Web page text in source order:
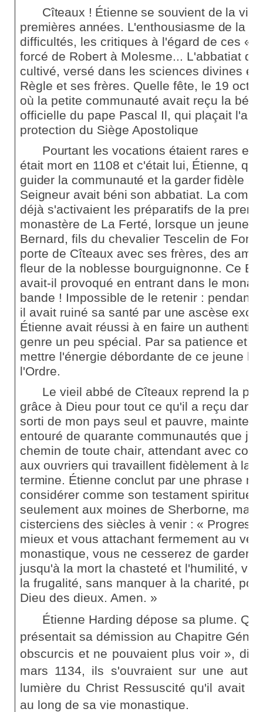
Cîteaux ! Étienne se souvient de la vie
premières années. L'enthousiasme de la
difficultés, les critiques à l'égard de ces «
forcé de Robert à Molesme... L'abbatiat
cultivé, versé dans les sciences divines et
Règle et ses frères. Quelle fête, le 19
où la petite communauté avait reçu la
officielle du pape Pascal Il, qui plaçait
protection du Siège Apostolique
Pourtant les vocations étaient rares en
était mort en 1108 et c'était lui, Étienne, qui
guider la communauté et la garder fidèle à
Seigneur avait béni son abbatiat. La
déjà s'activaient les préparatifs de la
monastère de La Ferté, lorsque un jeune
Bernard, fils du chevalier Tescelin de
porte de Cîteaux avec ses frères, des
fleur de la noblesse bourguignonne. Ce
avait-il provoqué en entrant dans le
bande ! Impossible de le retenir : pendant
il avait ruiné sa santé par une ascèse
Étienne avait réussi à en faire un
genre un peu spécial. Par sa patience et
mettre l'énergie débordante de ce jeune
l'Ordre.
Le vieil abbé de Cîteaux reprend la
grâce à Dieu pour tout ce qu'il a reçu
sorti de mon pays seul et pauvre,
entouré de quarante communautés que
chemin de toute chair, attendant avec
aux ouvriers qui travaillent fidèlement à la
termine. Étienne conclut par une phrase
considérer comme son testament spirituel,
seulement aux moines de Sherborne,
cisterciens des siècles à venir : «
mieux et vous attachant fermement au
monastique, vous ne cesserez de garder
jusqu'à la mort la chasteté et l'humilité,
la frugalité, sans manquer à la charité,
Dieu des dieux. Amen. »
Étienne Harding dépose sa plume.
présentait sa démission au Chapitre
obscurcis et ne pouvaient plus voir », dit
mars 1134, ils s'ouvraient sur une
lumière du Christ Ressuscité qu'il avait
au long de sa vie monastique.